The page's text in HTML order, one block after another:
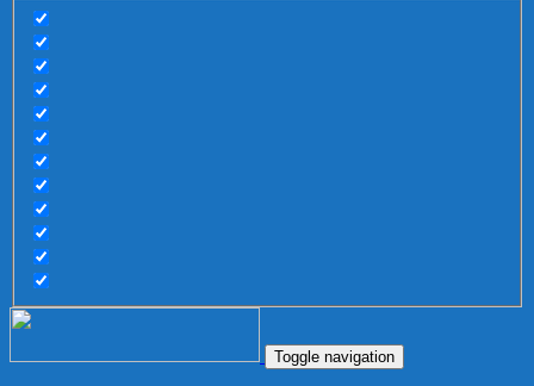
Toggle navigation